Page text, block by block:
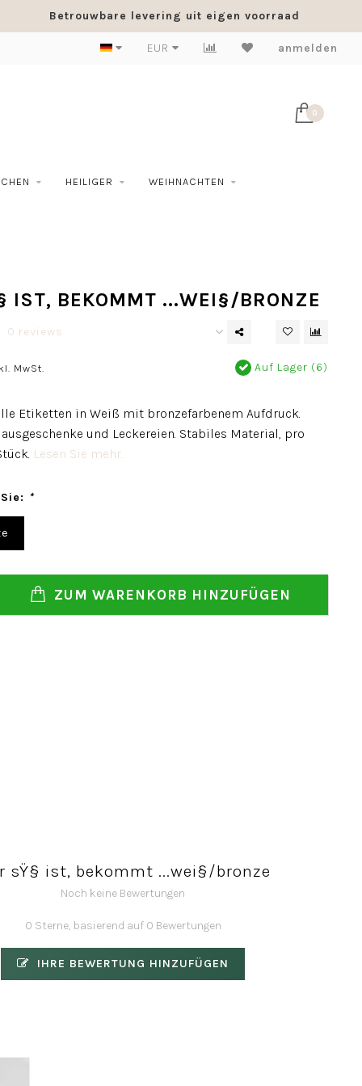
Betrouwbare levering uit eigen voorraad
EUR anmelden
0
HEILIGER WEIHNACHTEN
IST, BEKOMMT ...WEI§/BRONZE
0 reviews
MwSt. Auf Lager (6)
Etiketten in Weiß mit bronzefarbenem Aufdruck.
und Leckereien. Stabiles Material, pro
Lesen Sie mehr..
*
ZUM WARENKORB HINZUFÜGEN
sŸ§ ist, bekommt ...wei§/bronze
Noch keine Bewertungen
0 Sterne, basierend auf 0 Bewertungen
IHRE BEWERTUNG HINZUFÜGEN